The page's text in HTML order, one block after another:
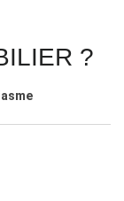
?